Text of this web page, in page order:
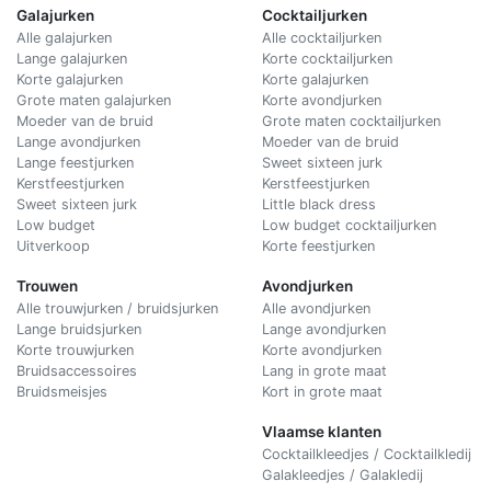
Galajurken
Alle galajurken
Lange galajurken
Korte galajurken
Grote maten galajurken
Moeder van de bruid
Lange avondjurken
Lange feestjurken
Kerstfeestjurken
Sweet sixteen jurk
Low budget
Uitverkoop
Trouwen
Alle trouwjurken / bruidsjurken
Lange bruidsjurken
Korte trouwjurken
Bruidsaccessoires
Bruidsmeisjes
Cocktailjurken
Alle cocktailjurken
Korte cocktailjurken
Korte galajurken
Korte avondjurken
Grote maten cocktailjurken
Moeder van de bruid
Sweet sixteen jurk
Kerstfeestjurken
Little black dress
Low budget cocktailjurken
Korte feestjurken
Avondjurken
Alle avondjurken
Lange avondjurken
Korte avondjurken
Lang in grote maat
Kort in grote maat
Vlaamse klanten
Cocktailkleedjes / Cocktailkledij
Galakleedjes / Galakledij